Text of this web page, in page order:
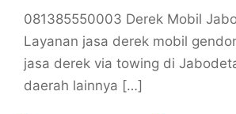
081385550003 Derek Mobil
Layanan jasa derek mobil
jasa derek via towing di
daerah lainnya […]